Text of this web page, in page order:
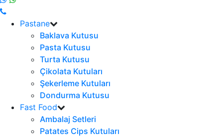
Pastane
Baklava Kutusu
Pasta Kutusu
Turta Kutusu
Çikolata Kutuları
Şekerleme Kutuları
Dondurma Kutusu
Fast Food
Ambalaj Setleri
Patates Cips Kutuları